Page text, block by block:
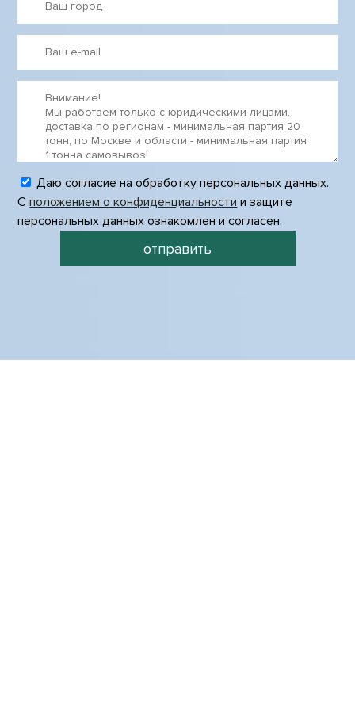
Даю согласие на обработку персональных данных.
Сположением о конфиденциальности и защите
персональных данных ознакомлен и согласен.
отправить